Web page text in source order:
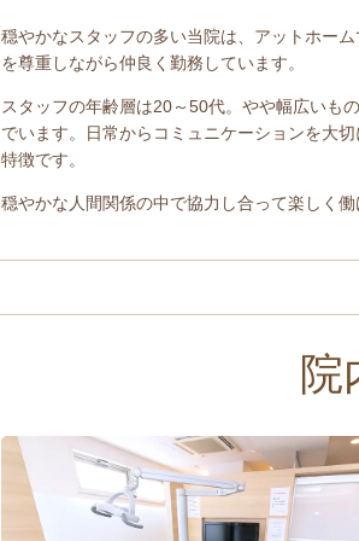
穏やかなスタッフの多い当院は、アットホー
を尊重しながら仲良く勤務しています。
スタッフの年齢層は20～50代。やや幅広いも
でいます。日常からコミュニケーションを大
特徴です。
穏やかな人間関係の中で協力し合って楽しく